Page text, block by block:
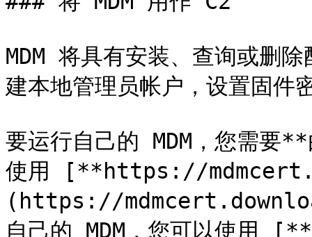
MDM 将具有安装、查询或删
建本地管理员帐户，设置固
要运行自己的 MDM，您需要
使用 [**https://
(https://
自己的 MDM，您可以使用